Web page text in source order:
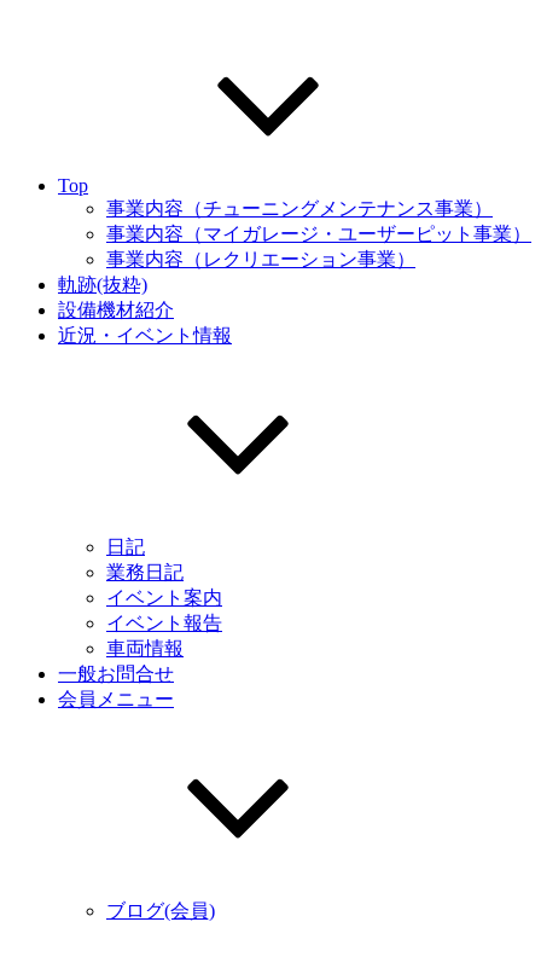
Top
事業内容（チューニングメンテナンス事業）
事業内容（マイガレージ・ユーザーピット事業）
事業内容（レクリエーション事業）
軌跡(抜粋)
設備機材紹介
近況・イベント情報
日記
業務日記
イベント案内
イベント報告
車両情報
一般お問合せ
会員メニュー
ブログ(会員)